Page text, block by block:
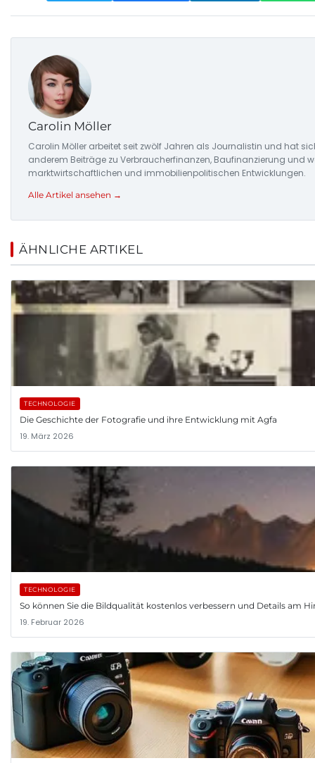
Carolin Möller
Carolin Möller arbeitet seit zwölf Jahren als Journalistin und hat
anderem Beiträge zu Verbraucherfinanzen, Baufinanzierung und
marktwirtschaftlichen und immobilienpolitischen Entwicklungen.
Alle Artikel ansehen →
ÄHNLICHE ARTIKEL
TECHNOLOGIE
Die Geschichte der Fotografie und ihre Entwicklung mit Agfa
19. März 2026
TECHNOLOGIE
So können Sie die Bildqualität kostenlos verbessern und Details am
19. Februar 2026